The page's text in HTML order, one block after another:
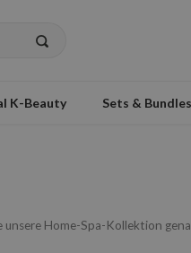
K-Beauty Sets & Bundles
Home-Spa-Kollektion